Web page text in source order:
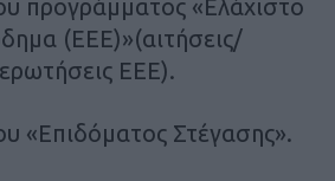
προγράμματος «Ελάχιστο
(ΕΕΕ)»(αιτήσεις/
ΕΕΕ).
«Επιδόματος Στέγασης».